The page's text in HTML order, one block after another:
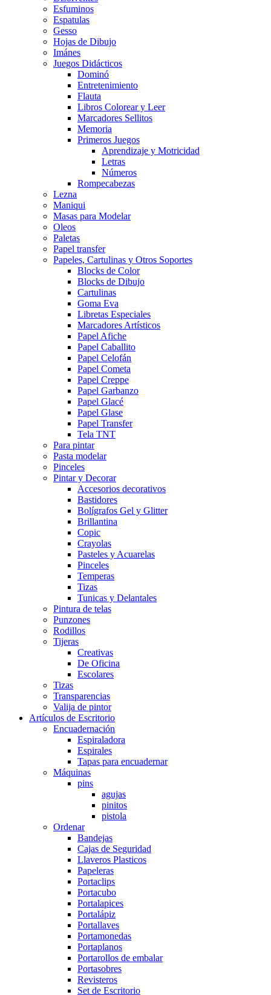
Esfuminos
Espatulas
Gesso
Hojas de Dibujo
Imánes
Juegos Didácticos
Dominó
Entretenimiento
Flauta
Libros Colorear y Leer
Marcadores Sellitos
Memoria
Primeros Juegos
Aprendizaje y Motricidad
Letras
Números
Rompecabezas
Lezna
Maniqui
Masas para Modelar
Oleos
Paletas
Papel transfer
Papeles, Cartulinas y Otros Soportes
Blocks de Color
Blocks de Dibujo
Cartulinas
Goma Eva
Libretas Especiales
Marcadores Artísticos
Papel Afiche
Papel Caballito
Papel Celofán
Papel Cometa
Papel Creppe
Papel Garbanzo
Papel Glacé
Papel Glase
Papel Transfer
Tela TNT
Para pintar
Pasta modelar
Pinceles
Pintar y Decorar
Accesorios decorativos
Bastidores
Bolígrafos Gel y Glitter
Brillantina
Copic
Crayolas
Pasteles y Acuarelas
Pinceles
Temperas
Tizas
Tunicas y Delantales
Pintura de telas
Punzones
Rodillos
Tijeras
Creativas
De Oficina
Escolares
Tizas
Transparencias
Valija de pintor
Artículos de Escritorio
Encuadernación
Espiraladora
Espirales
Tapas para encuadernar
Máquinas
pins
agujas
pinitos
pistola
Ordenar
Bandejas
Cajas de Seguridad
Llaveros Plasticos
Papeleras
Portaclips
Portacubo
Portalapices
Portalápiz
Portallaves
Portamonedas
Portaplanos
Portarollos de embalar
Portasobres
Revisteros
Set de Escritorio